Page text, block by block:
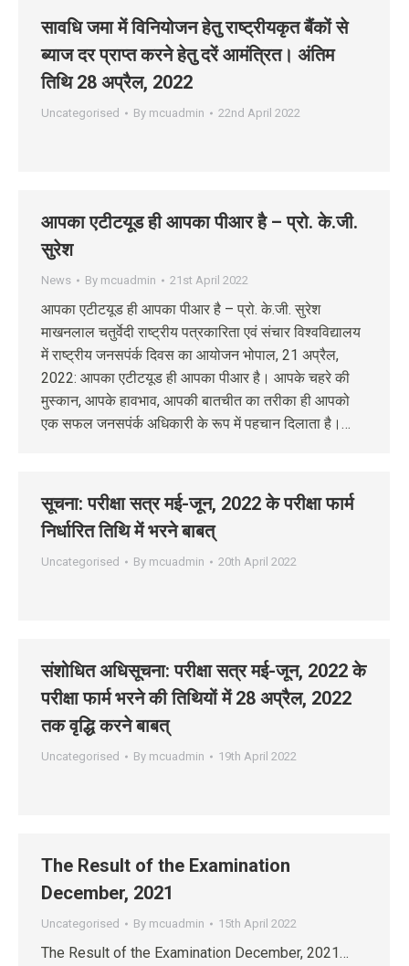
सावधि जमा में विनियोजन हेतु राष्ट्रीयकृत बैंकों से
ब्याज दर प्राप्त करने हेतु दरें आमंत्रित। अंतिम
तिथि 28 अप्रैल, 2022
Uncategorised By mcuadmin 22nd April 2022
आपका एटीटयूड ही आपका पीआर है – प्रो. के.जी.
सुरेश
News By mcuadmin 21st April 2022
आपका एटीटयूड ही आपका पीआर है – प्रो. के.जी. सुरेश
माखनलाल चतुर्वेदी राष्ट्रीय पत्रकारिता एवं संचार विश्वविद्यालय
में राष्ट्रीय जनसपंर्क दिवस का आयोजन भोपाल, 21 अप्रैल,
2022: आपका एटीटयूड ही आपका पीआर है। आपके चहरे की
मुस्कान, आपके हावभाव, आपकी बातचीत का तरीका ही आपको
एक सफल जनसपंर्क अधिकारी के रूप में पहचान दिलाता है।…
सूचना: परीक्षा सत्र मई-जून, 2022 के परीक्षा फार्म
निर्धारित तिथि में भरने बाबत्
Uncategorised By mcuadmin 20th April 2022
संशोधित अधिसूचना: परीक्षा सत्र मई-जून, 2022 के
परीक्षा फार्म भरने की तिथियों में 28 अप्रैल, 2022
तक वृद्धि करने बाबत्
Uncategorised By mcuadmin 19th April 2022
The Result of the Examination
December, 2021
Uncategorised By mcuadmin 15th April 2022
The Result of the Examination December, 2021…